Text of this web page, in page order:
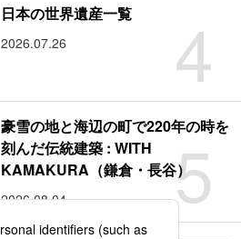
4
日本の世界遺産一覧
2026.07.26
5
豪雪の地と海辺の町で220年の時を
刻んだ伝統建築 : WITH
KAMAKURA（鎌倉・長谷）
2026.08.04